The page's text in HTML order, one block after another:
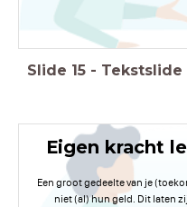
Slide 15 - Tekstslide
Eigen kracht
Een groot gedeelte van je
niet (al) hun geld. Dit laten